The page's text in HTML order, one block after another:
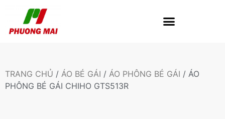
TRANG CHỦ / ÁO BÉ GÁI / ÁO PHÔNG BÉ GÁI / ÁO
PHÔNG BÉ GÁI CHIHO GTS513R